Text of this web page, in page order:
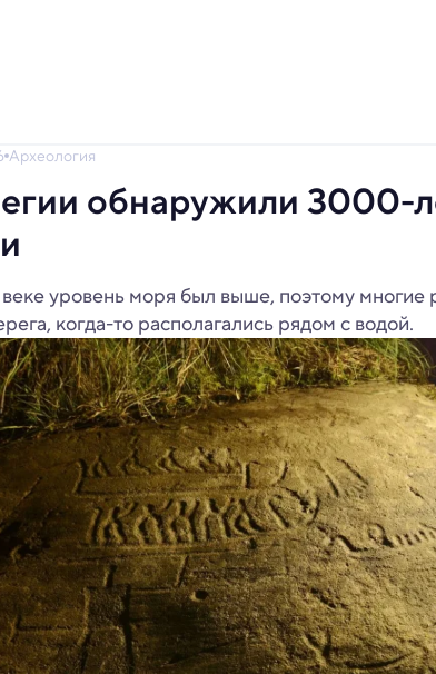
Археология
обнаружили 3000-
уровень моря был выше, поэтому многие
когда-то располагались рядом с водой.